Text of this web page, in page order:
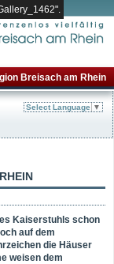
Breisach am Rhein
Select Language ▼
Kaiserstuhls schon
auf dem
die Häuser
weisen dem